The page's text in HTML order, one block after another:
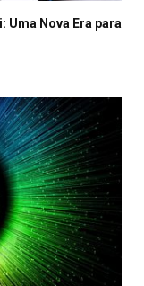
Uma Nova Era para